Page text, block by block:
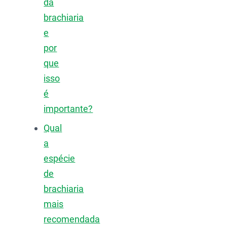
da
brachiaria
e
por
que
isso
é
importante?
Qual
a
espécie
de
brachiaria
mais
recomendada